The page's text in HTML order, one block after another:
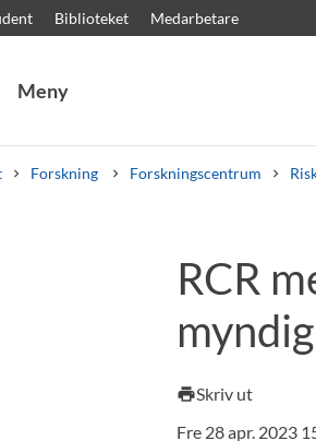
Biblioteket Medarbetare
Meny
Forskning Forskningscentrum
Kursplaner
RCR
printSkriv ut
Fre 28 apr. 2023